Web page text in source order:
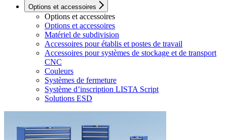
Options et accessoires
Options et accessoires
Options et accessoires
Matériel de subdivision
Accessoires pour établis et postes de travail
Accessoires pour systèmes de stockage et de transport
CNC
Couleurs
Systèmes de fermeture
Système d’inscription LISTA Script
Solutions ESD